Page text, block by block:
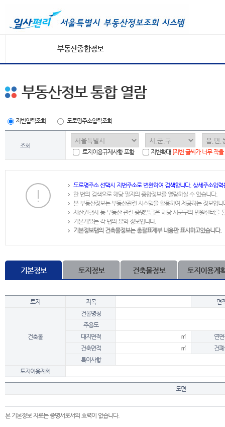
부동산종합정보
부동산정보 통합 열람
지번입력조회 도로명주소입력조회
조회
토지이용규제사항 포함
지번확대 [지번 글씨가 너무 작
도로명주소 선택시 지번주소로 변환하여 검색합니다. 상세주소입
한 번의 검색으로 해당 필지의 종합정보를 열람하실 수 있습니다.
본 부동산정보는 부동산관련 시스템을 활용하여 제공하는 정보입니
재산권행사 등 부동산 관련 증명발급은 해당 시군구의 민원센터를
기본개요는 각 탭의 요약 정보입니다.
기본정보탭의 건축물정보는 총괄표제부 내용만 표시하고있습니다.
기본정보 토지정보 건축물정보 토지이용계
토지 지목 면
건축물
건물명칭
주용도
대지면적
㎡
연
건축면적
㎡
건
특이사항
토지이용계획
도면
본 기본정보 자료는 증명서로서의 효력이 없습니다.